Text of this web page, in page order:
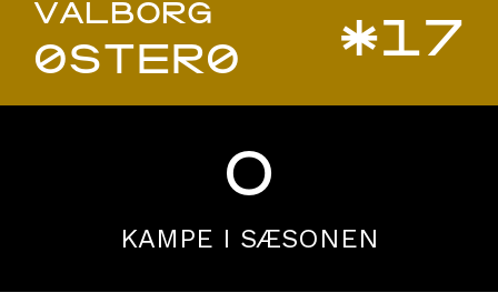
VALBORG
ØSTERØ *17
0
KAMPE I SÆSONEN